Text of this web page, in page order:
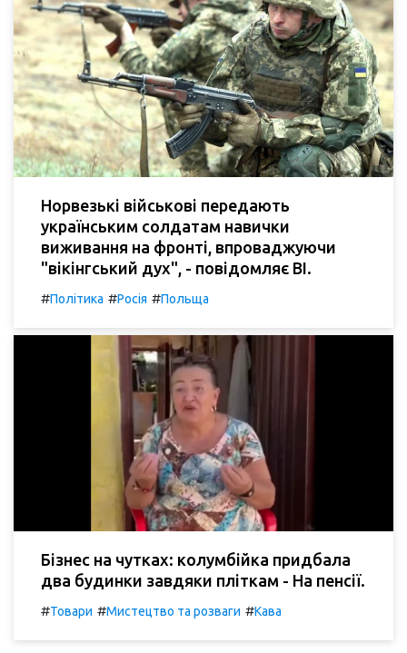
Норвезькі військові передають
українським солдатам навички
виживання на фронті, впроваджуючи
"вікінгський дух", - повідомляє BI.
#Політика #Росія #Польща
Бізнес на чутках: колумбійка придбала
два будинки завдяки пліткам - На пенсії.
#Товари #Мистецтво та розваги #Кава